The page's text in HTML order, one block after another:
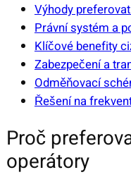
Výhody
Právní systém a
Klíčové benefity
Zabezpečení a
Odměňovací
Řešení na
Proč
operátory